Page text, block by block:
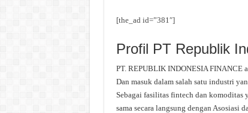
[the_ad id=”381″]
Profil PT Republik
PT. REPUBLIK INDONESIA FINANCE
Dan masuk dalam salah satu industri
Sebagai fasilitas fintech dan komoditas
sama secara langsung dengan Asosiasi